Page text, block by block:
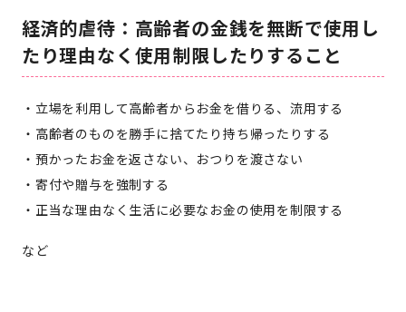
経済的虐待：高齢者の金銭を無断で使用し
たり理由なく使用制限したりすること
立場を利用して高齢者からお金を借りる、流用する
高齢者のものを勝手に捨てたり持ち帰ったりする
預かったお金を返さない、おつりを渡さない
寄付や贈与を強制する
正当な理由なく生活に必要なお金の使用を制限する
など